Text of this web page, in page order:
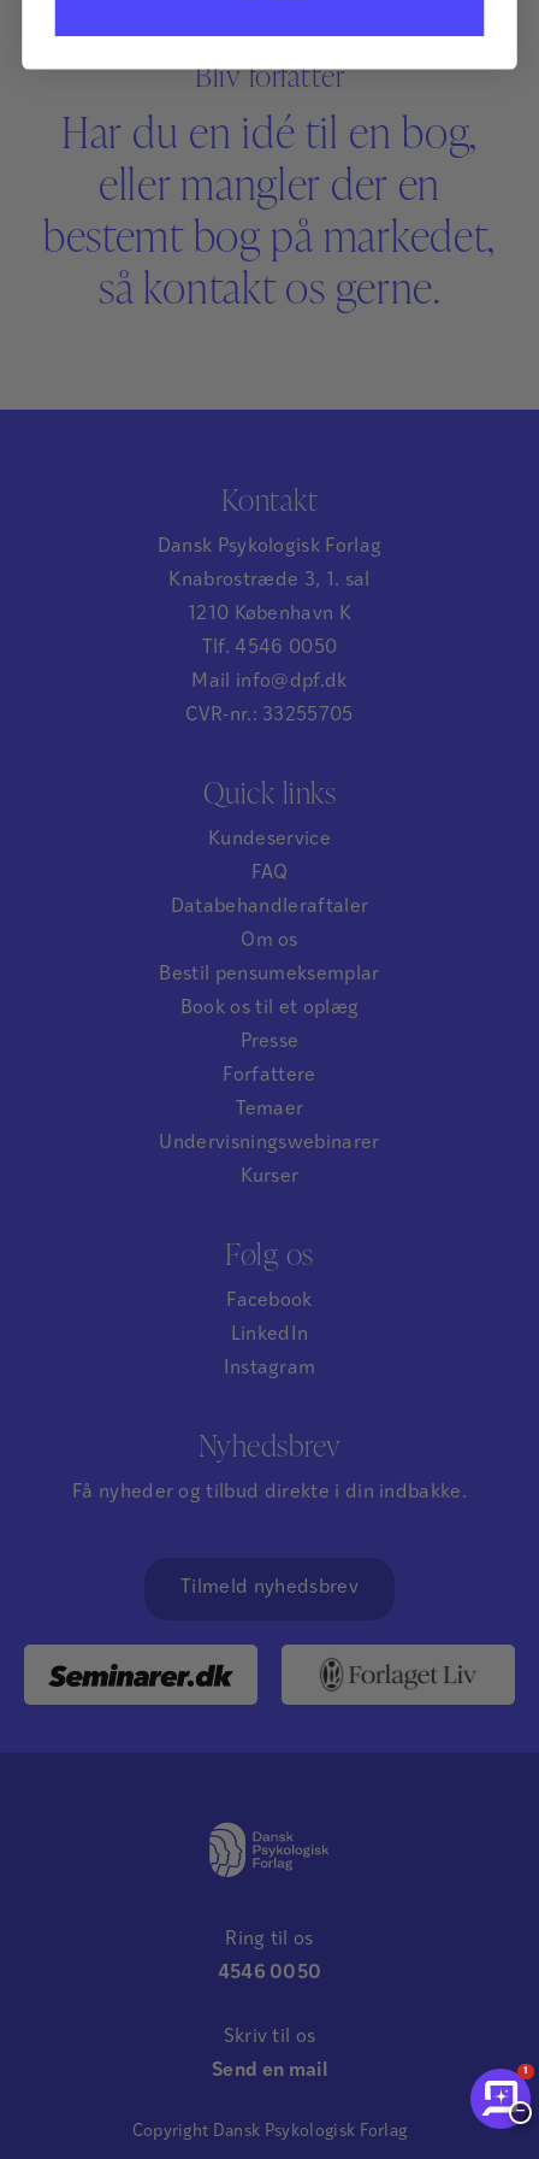
Bliv forfatter
Har du en idé til en bog,
eller mangler der en
bestemt bog på markedet,
så kontakt os gerne.
Kontakt
Dansk Psykologisk Forlag
Knabrostræde 3, 1. sal
1210 København K
Tlf. 4546 0050
Mail info@dpf.dk
CVR-nr.: 33255705
Quick links
Kundeservice
FAQ
Databehandleraftaler
Om os
Bestil pensumeksemplar
Book os til et oplæg
Presse
Forfattere
Temaer
Undervisningswebinarer
Kurser
Følg os
Facebook
LinkedIn
Instagram
Nyhedsbrev
Få nyheder og tilbud direkte i din indbakke.
Tilmeld nyhedsbrev
Ring til os
4546 0050
Skriv til os
Send en mail
Copyright Dansk Psykologisk Forlag
1
−